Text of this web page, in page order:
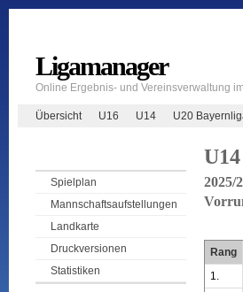
Ligamanager
Online Ergebnis- und Vereinsverwaltung
Übersicht U16 U14 U20
Spielplan
Mannschaftsaufstellungen
Landkarte
Druckversionen
Statistiken
U14
2025/
Rang
1.